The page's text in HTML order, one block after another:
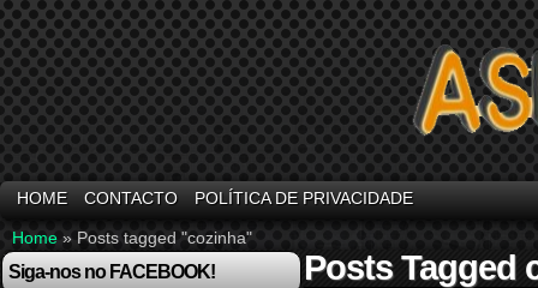
HOME CONTACTO POLÍTICA DE PRIVACIDADE
Home » Posts tagged "cozinha"
Siga-nos no FACEBOOK! Posts Tagged